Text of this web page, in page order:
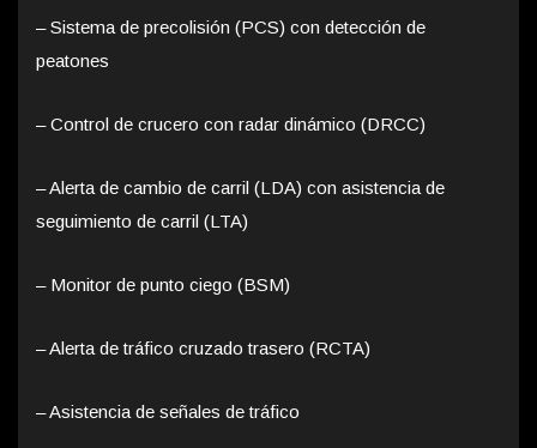
– Sistema de precolisión (PCS) con detección de
peatones
– Control de crucero con radar dinámico (DRCC)
– Alerta de cambio de carril (LDA) con asistencia de
seguimiento de carril (LTA)
– Monitor de punto ciego (BSM)
– Alerta de tráfico cruzado trasero (RCTA)
– Asistencia de señales de tráfico